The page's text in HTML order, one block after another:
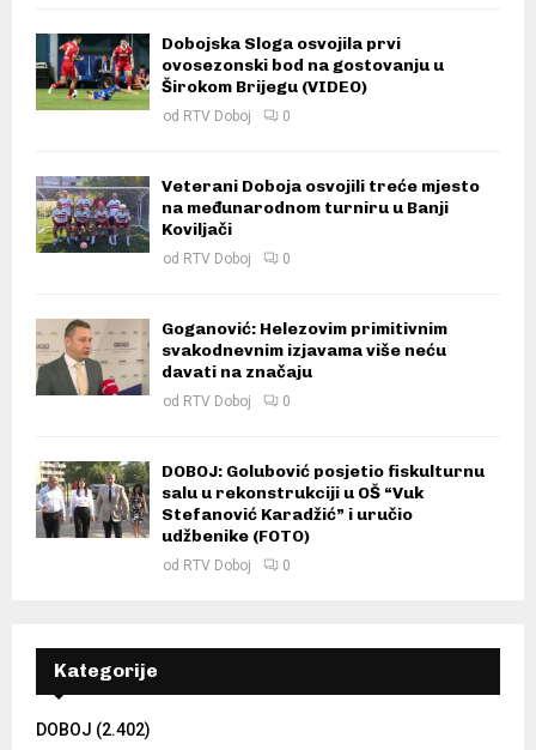
Dobojska Sloga osvojila prvi
ovosezonski bod na gostovanju u
Širokom Brijegu (VIDEO)
od RTV Doboj 0
Veterani Doboja osvojili treće mjesto
na međunarodnom turniru u Banji
Koviljači
od RTV Doboj 0
Goganović: Helezovim primitivnim
svakodnevnim izjavama više neću
davati na značaju
od RTV Doboj 0
DOBOJ: Golubović posjetio fiskulturnu
salu u rekonstrukciji u OŠ “Vuk
Stefanović Karadžić” i uručio
udžbenike (FOTO)
od RTV Doboj 0
Kategorije
DOBOJ (2.402)